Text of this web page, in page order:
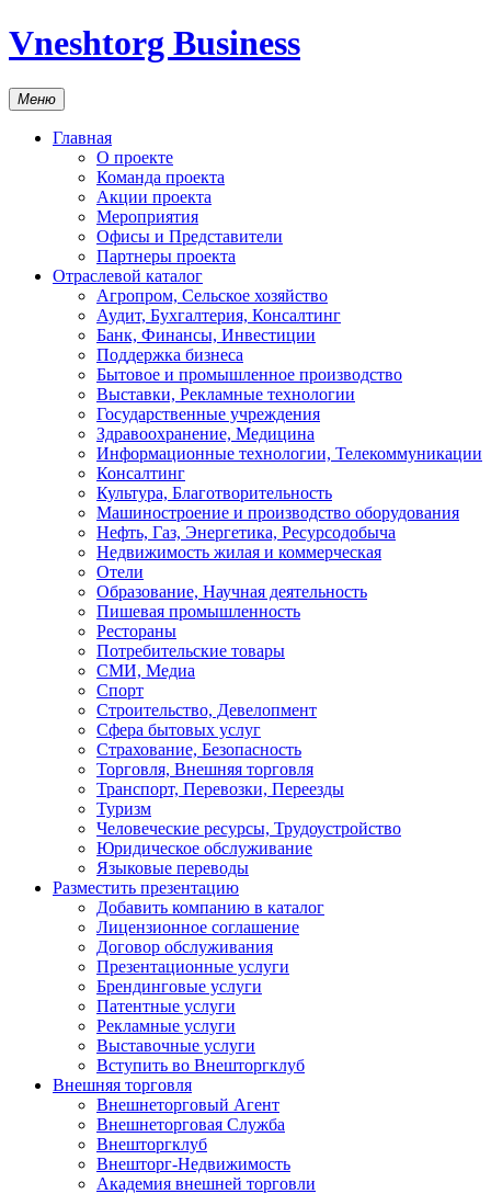
Vneshtorg Business
Меню
Главная
О проекте
Команда проекта
Акции проекта
Мероприятия
Офисы и Представители
Партнеры проекта
Отраслевой каталог
Агропром, Сельское хозяйство
Аудит, Бухгалтерия, Консалтинг
Банк, Финансы, Инвестиции
Поддержка бизнеса
Бытовое и промышленное производство
Выставки, Рекламные технологии
Государственные учреждения
Здравоохранение, Медицина
Информационные технологии, Телекоммуникации
Консалтинг
Культура, Благотворительность
Машиностроение и производство оборудования
Нефть, Газ, Энергетика, Ресурсодобыча
Недвижимость жилая и коммерческая
Отели
Образование, Научная деятельность
Пишевая промышленность
Рестораны
Потребительские товары
СМИ, Медиа
Спорт
Строительство, Девелопмент
Сфера бытовых услуг
Страхование, Безопасность
Торговля, Внешняя торговля
Транспорт, Перевозки, Переезды
Туризм
Человеческие ресурсы, Трудоустройство
Юридическое обслуживание
Языковые переводы
Разместить презентацию
Добавить компанию в каталог
Лицензионное соглашение
Договор обслуживания
Презентационные услуги
Брендинговые услуги
Патентные услуги
Рекламные услуги
Выставочные услуги
Вступить во Внешторгклуб
Внешняя торговля
Внешнеторговый Агент
Внешнеторговая Служба
Внешторгклуб
Внешторг-Недвижимость
Академия внешней торговли